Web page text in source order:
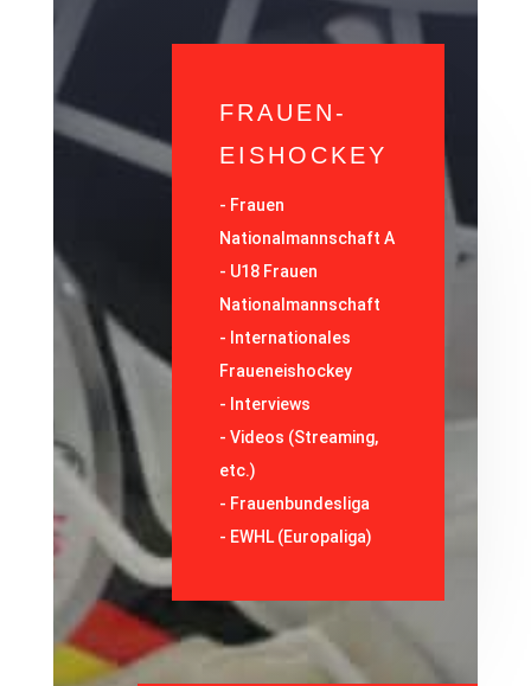
FRAUEN-
EISHOCKEY
- Frauen
Nationalmannschaft A
- U18 Frauen
Nationalmannschaft
- Internationales
Fraueneishockey
- Interviews
-Videos (Streaming,
etc.)
- Frauenbundesliga
- EWHL (Europaliga)